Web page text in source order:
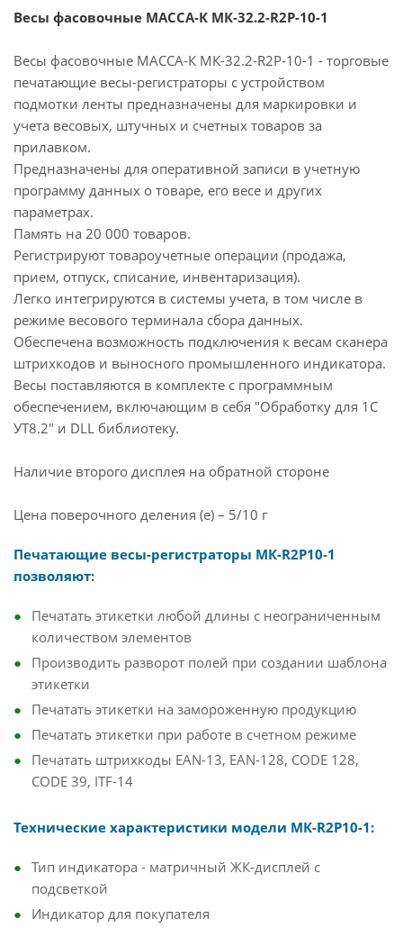
Весы фасовочные МАССА-К МК-32.2-R2P-10-1
Весы фасовочные МАССА-К МК-32.2-R2P-10-1 - торговые
печатающие весы-регистраторы с устройством
подмотки ленты предназначены для маркировки и
учета весовых, штучных и счетных товаров за
прилавком.
Предназначены для оперативной записи в учетную
программу данных о товаре, его весе и других
параметрах.
Память на 20 000 товаров.
Регистрируют товароучетные операции (продажа,
прием, отпуск, списание, инвентаризация).
Легко интегрируются в системы учета, в том числе в
режиме весового терминала сбора данных.
Обеспечена возможность подключения к весам сканера
штрихкодов и выносного промышленного индикатора.
Весы поставляются в комплекте с программным
обеспечением, включающим в себя "Обработку для 1С
УТ8.2" и DLL библиотеку.
Наличие второго дисплея на обратной стороне
Цена поверочного деления (e) – 5/10 г
Печатающие весы-регистраторы МК-R2P10-1
позволяют:
Печатать этикетки любой длины с неограниченным
количеством элементов
Производить разворот полей при создании шаблона
этикетки
Печатать этикетки на замороженную продукцию
Печатать этикетки при работе в счетном режиме
Печатать штрихкоды EAN-13, EAN-128, CODE 128,
CODE 39, ITF-14
Технические характеристики модели МК-R2P10-1:
Тип индикатора - матричный ЖК-дисплей с
подсветкой
Индикатор для покупателя